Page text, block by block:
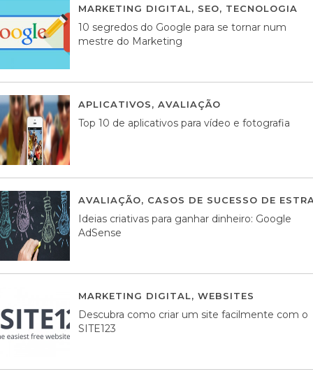
MARKETING DIGITAL, SEO, TECNOLOGIA
10 segredos do Google para se tornar num
mestre do Marketing
APLICATIVOS, AVALIAÇÃO
Top 10 de aplicativos para vídeo e fotografia
AVALIAÇÃO, CASOS DE SUCESSO DE
Ideias criativas para ganhar dinheiro: Google
AdSense
MARKETING DIGITAL, WEBSITES
Descubra como criar um site facilmente com o
SITE123